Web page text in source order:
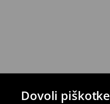
Dovoli piškotke